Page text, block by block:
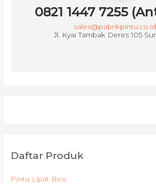
0821 1447 7255
sales@pabrikpintu.co.id
Jl. Kyai Tambak Deres 105
Daftar Produk
Pintu Lipat Besi